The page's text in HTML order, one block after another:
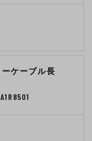
ケーブル長